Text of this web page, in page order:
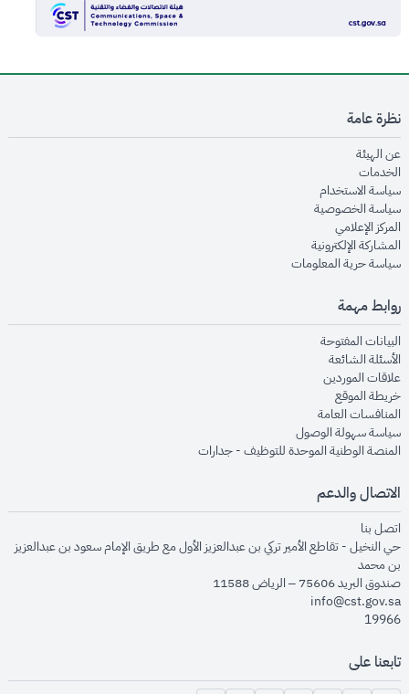
نظرة عامة
عن الهيئةopens in new window
الخدماتopens in new window
سياسة الاستخدام
سياسة الخصوصيةopens in new window
المركز الإعلاميopens in new window
المشاركة الإلكترونيةopens in new window
سياسة حرية المعلوماتopens in new window
روابط مهمة
البيانات المفتوحةopens in new window
الأسئلة الشائعةopens in new window
علاقات الموردينopens in new window
خريطة الموقعopens in new window
المنافسات العامةopens in new window
سياسة سهولة الوصولopens in new window
المنصة الوطنية الموحدة للتوظيف - جداراتopens in new window
الاتصال والدعم
اتصل بنا
حي النخيل - تقاطع الأمير تركي بن عبدالعزيز الأول مع طريق الإمام سعود بن عبدالعزيز
بن محمد
صندوق البريد 75606 – الرياض 11588
info@cst.gov.sa
19966
تابعنا على